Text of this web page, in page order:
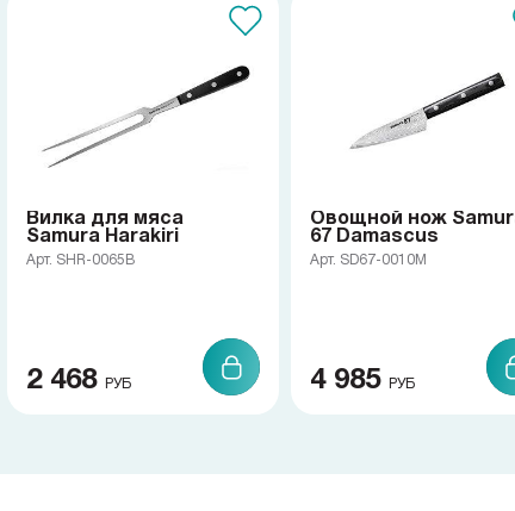
Вилка для мяса
Samura Harakiri
Арт. SHR-0065B
2 468 РУБ
Овощной нож
67 Damascus
Арт. SD67-0010M
4 985 РУБ